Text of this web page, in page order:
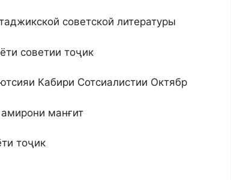
советской литературы
советии тоҷик
Кабири Сотсиалистии Октябр
манғит
тоҷик